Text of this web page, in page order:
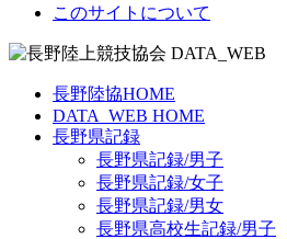
このサイトについて
長野陸協HOME
DATA_WEB HOME
長野県記録
長野県記録/男子
長野県記録/女子
長野県記録/男女
長野県高校生記録/男子